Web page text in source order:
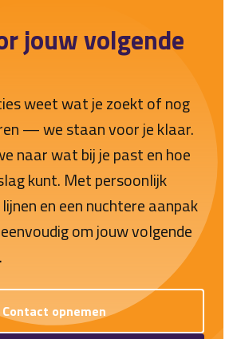
jouw volgende
weet wat je zoekt of nog
— we staan voor je klaar.
naar wat bij je past en hoe
kunt. Met persoonlijk
en een nuchtere aanpak
om jouw volgende
Contact opnemen